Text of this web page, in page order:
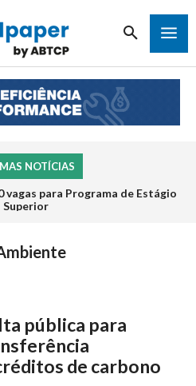
NOTÍCIAS
vagas para Programa de Estágio
Superior
pública para
de carbono